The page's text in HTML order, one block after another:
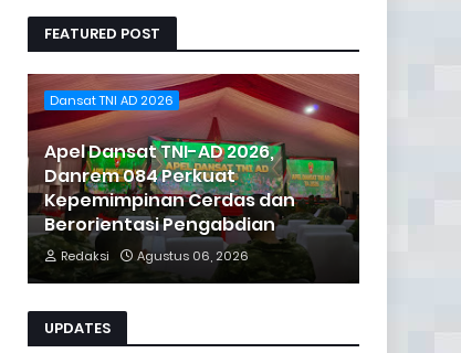
FEATURED POST
Dansat TNI AD 2026
Apel Dansat TNI-AD 2026,
Danrem 084 Perkuat
Kepemimpinan Cerdas dan
Berorientasi Pengabdian
Redaksi Agustus 06, 2026
UPDATES